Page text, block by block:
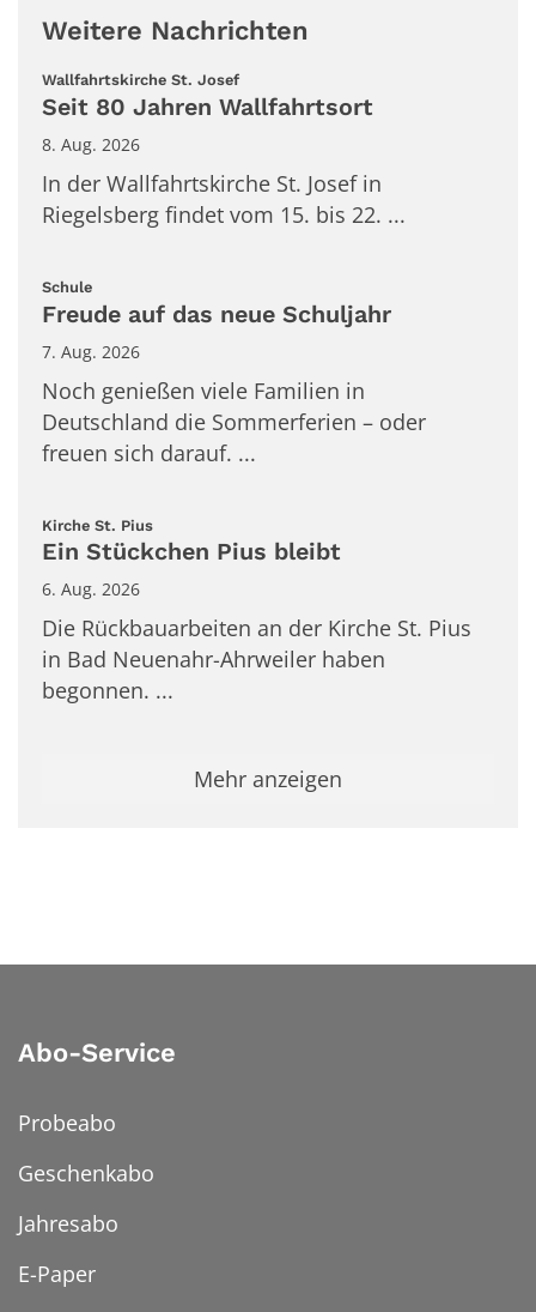
Weitere Nachrichten
Wallfahrtskirche St. Josef:
Seit 80 Jahren Wallfahrtsort
8. Aug. 2026
In der Wallfahrtskirche St. Josef in
Riegelsberg findet vom 15. bis 22. ...
Schule:
Freude auf das neue Schuljahr
7. Aug. 2026
Noch genießen viele Familien in
Deutschland die Sommerferien – oder
freuen sich darauf. ...
Kirche St. Pius:
Ein Stückchen Pius bleibt
6. Aug. 2026
Die Rückbauarbeiten an der Kirche St. Pius
in Bad Neuenahr-Ahrweiler haben
begonnen. ...
Mehr anzeigen
Abo-Service
Probeabo
Geschenkabo
Jahresabo
E-Paper